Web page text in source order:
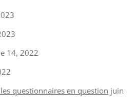
14, 2022
questionnaires en question juin